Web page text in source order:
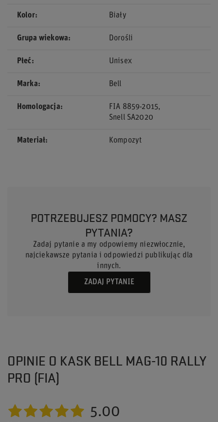
Kolor Biały
Grupa wiekowa Dorośli
Płeć Unisex
Marka Bell
Homologacja
FIA 8859-2015
Snell SA2020
Materiał Kompozyt
POTRZEBUJESZ POMOCY? MASZ
PYTANIA?
Zadaj pytanie a my odpowiemy niezwłocznie,
najciekawsze pytania i odpowiedzi publikując dla
innych.
ZADAJ PYTANIE
OPINIE O KASK BELL MAG-10 RALLY
PRO (FIA)
5.00